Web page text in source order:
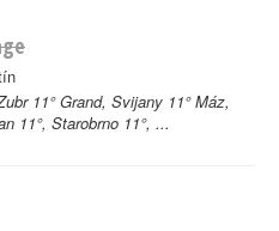
11° Grand, Svijany 11° Máz,
11°, Starobrno 11°, ...